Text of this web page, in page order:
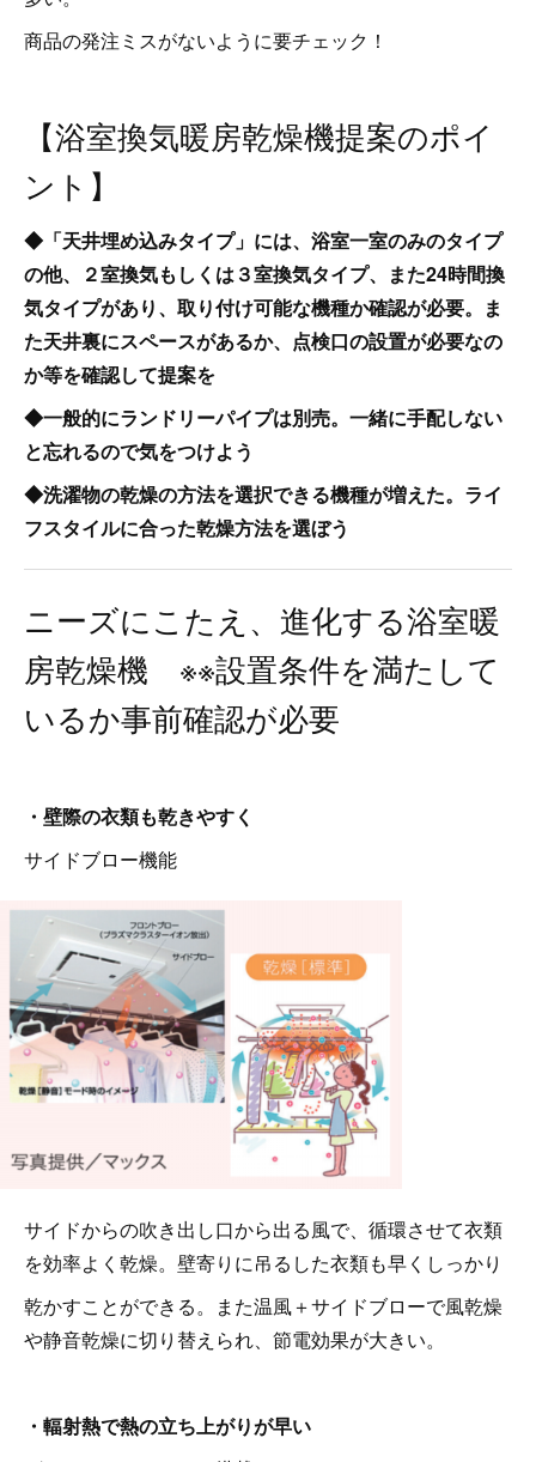
商品の発注ミスがないように要チェック！
【浴室換気暖房乾燥機提案のポイ
ント】
◆「天井埋め込みタイプ」には、浴室一室のみのタイプ
の他、２室換気もしくは３室換気タイプ、また24時間換
気タイプがあり、取り付け可能な機種か確認が必要。ま
た天井裏にスペースがあるか、点検口の設置が必要なの
か等を確認して提案を
◆一般的にランドリーパイプは別売。一緒に手配しない
と忘れるので気をつけよう
◆洗濯物の乾燥の方法を選択できる機種が増えた。ライ
フスタイルに合った乾燥方法を選ぼう
ニーズにこたえ、進化する浴室暖
房乾燥機 ※※設置条件を満たして
いるか事前確認が必要
・壁際の衣類も乾きやすく
サイドブロー機能
サイドからの吹き出し口から出る風で、循環させて衣類
を効率よく乾燥。壁寄りに吊るした衣類も早くしっかり
乾かすことができる。また温風＋サイドブローで風乾燥
や静音乾燥に切り替えられ、節電効果が大きい。
・輻射熱で熱の立ち上がりが早い